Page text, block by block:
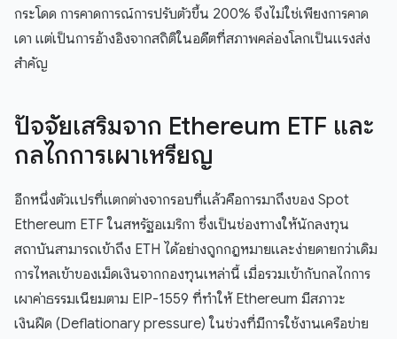
กระโดด การคาดการณ์การปรับตัวขึ้น 200% จึงไม่ใช่เพียงการคาด
เดา แต่เป็นการอ้างอิงจากสถิติในอดีตที่สภาพคล่องโลกเป็นแรงส่ง
สำคัญ
ปัจจัยเสริมจาก Ethereum ETF และ
กลไกการเผาเหรียญ
อีกหนึ่งตัวแปรที่แตกต่างจากรอบที่แล้วคือการมาถึงของ Spot
Ethereum ETF ในสหรัฐอเมริกา ซึ่งเป็นช่องทางให้นักลงทุน
สถาบันสามารถเข้าถึง ETH ได้อย่างถูกกฎหมายและง่ายดายกว่าเดิม
การไหลเข้าของเม็ดเงินจากกองทุนเหล่านี้ เมื่อรวมเข้ากับกลไกการ
เผาค่าธรรมเนียมตาม EIP-1559 ที่ทำให้ Ethereum มีสภาวะ
เงินฝืด (Deflationary pressure) ในช่วงที่มีการใช้งานเครือข่าย